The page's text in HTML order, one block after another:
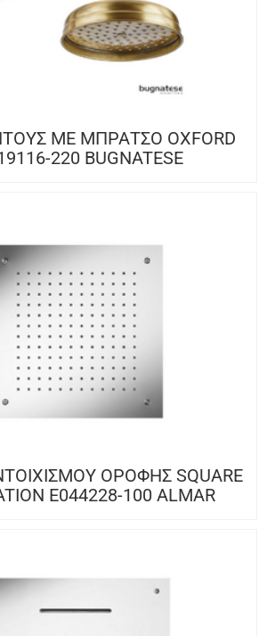
ΜΕ ΜΠΡΑΤΣΟ OXFORD
220 BUGNATESE
ΟΡΟΦΗΣ SQUARE
E044228-100 ALMAR